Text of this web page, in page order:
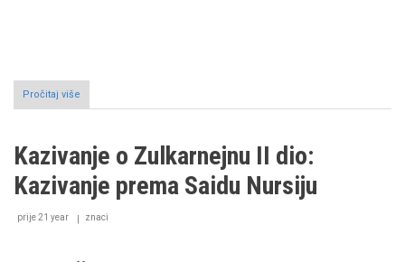
Pročitaj više
Kazivanje
dio:
Uvodno
kazivanje
Kazivanje o Zulkarnejnu II dio:
Kazivanje prema Saidu Nursiju
prije 21 year znaci